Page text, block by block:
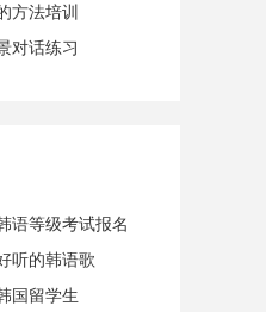
方法培训
对话练习
语等级考试报名
听的韩语歌
国留学生